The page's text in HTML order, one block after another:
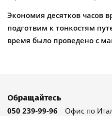
Экономия десятков часов
подготвим к тонкостям
время было проведено с
Обращайтесь
050 239-99-96
Офис по